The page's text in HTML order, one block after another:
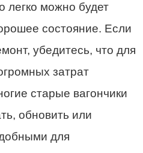
легко можно будет
состояние. Если
убедитесь, что для
затрат
старые вагончики
обновить или
для